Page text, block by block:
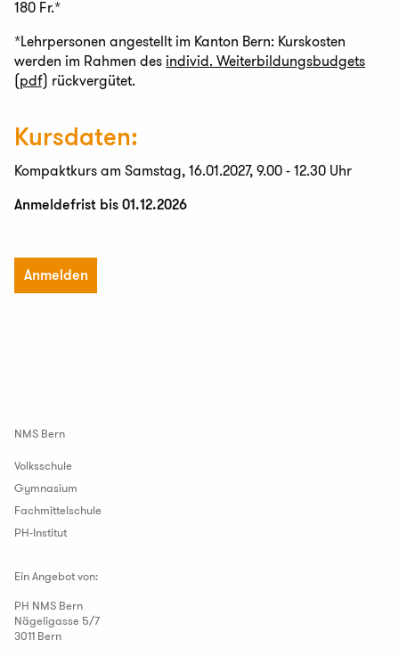
180 Fr.*
*Lehrpersonen angestellt im Kanton Bern: Kurskosten
werden im Rahmen des individ. Weiterbildungsbudgets
(pdf) rückvergütet.
Kursdaten:
Kompaktkurs am Samstag, 16.01.2027, 9.00 - 12.30 Uhr
Anmeldefrist bis 01.12.2026
Anmelden
NMS Bern
Volksschule
Gymnasium
Fachmittelschule
PH-Institut
Ein Angebot von:
PH NMS Bern
Nägeligasse 5/7
3011 Bern